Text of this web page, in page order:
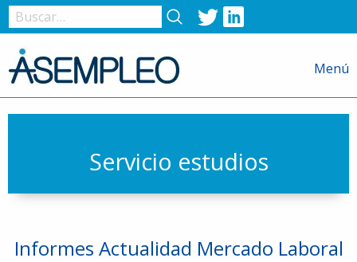
Twitter
de
usuario
o
correo
Contraseña
Menú
Servicio estudios
Informes Actualidad Mercado Laboral